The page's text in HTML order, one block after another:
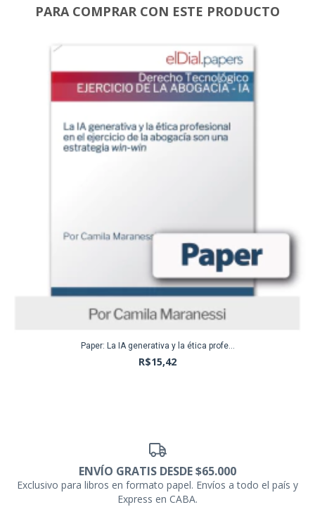
PARA COMPRAR CON ESTE PRODUCTO
Paper: La IA generativa y la ética profe...
R$15,42
ENVÍO GRATIS DESDE $65.000
Exclusivo para libros en formato papel. Envíos a todo el país y
Express en CABA.